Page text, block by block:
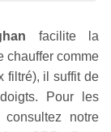
facilite la
chauffer comme
filtré), il suffit de
Pour les
notre